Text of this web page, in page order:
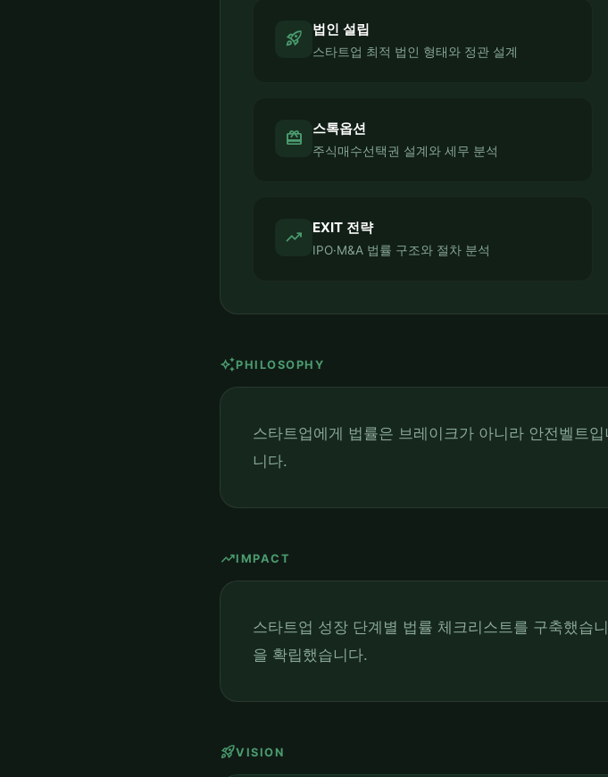
rocket_launch 법인 설립
스타트업 최적 법인 형태와 정관 설계
card_giftcard 스톡옵션
주식매수선택권 설계와 세무 분석
trending_up EXIT 전략
IPO·M&A 법률 구조와 절차 분석
auto_awesomePHILOSOPHY
스타트업에게 법률은 브레이크가 아니라 안전벨트
니다.
trending_upIMPACT
스타트업 성장 단계별 법률 체크리스트를 구축했습
을 확립했습니다.
rocket_launchVISION